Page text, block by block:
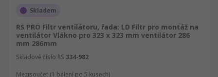
Skladem
RS PRO Filtr ventilátoru, řada: LD Filtr pro montáž na
ventilátor Vlákno pro 323 x 323 mm ventilátor 286
mm 286mm
Skladové číslo RS 334-982
Mezisoučet (1 balení po 5 kusech)